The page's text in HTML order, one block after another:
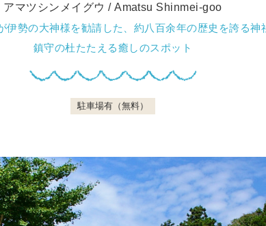
アマツシンメイグウ / Amatsu Shinmei-goo
伊勢の大神様を勧請した、約八百余年の歴史を誇る神
鎮守の杜たたえる癒しのスポット
駐車場有（無料）